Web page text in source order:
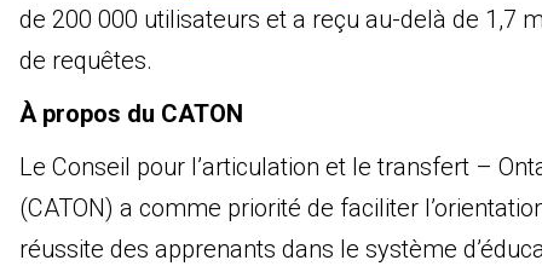
de 200 000 utilisateurs et a reçu au-delà de 1,7
de requêtes.
À propos du CATON
Le Conseil pour l’articulation et le transfert –
(CATON) a comme priorité de faciliter
réussite des apprenants dans le système